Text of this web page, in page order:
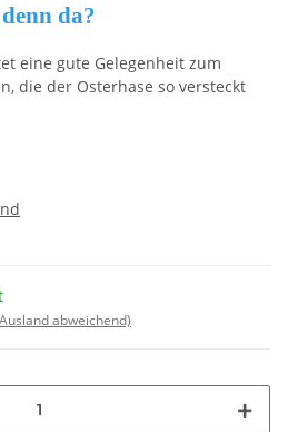
da?
eine gute Gelegenheit zum
die der Osterhase so versteckt
abweichend)